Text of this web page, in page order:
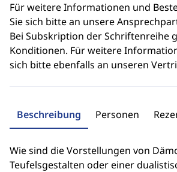
Für weitere Informationen und
Sie sich bitte an unsere
Bei Subskription der Schriftenreihe
Konditionen. Für weitere
sich bitte ebenfalls an unseren
Beschreibung Personen
Wie sind die Vorstellungen von
Teufelsgestalten oder einer